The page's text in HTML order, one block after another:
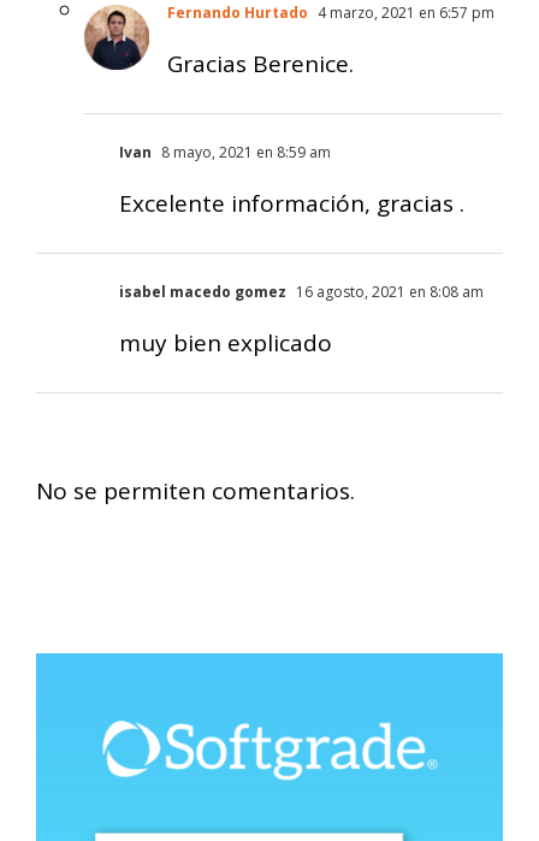
Fernando Hurtado 4 marzo, 2021 en 6:57 pm
Gracias Berenice.
Ivan 8 mayo, 2021 en 8:59 am
Excelente información, gracias .
isabel macedo gomez 16 agosto, 2021 en 8:08 am
muy bien explicado
No se permiten comentarios.